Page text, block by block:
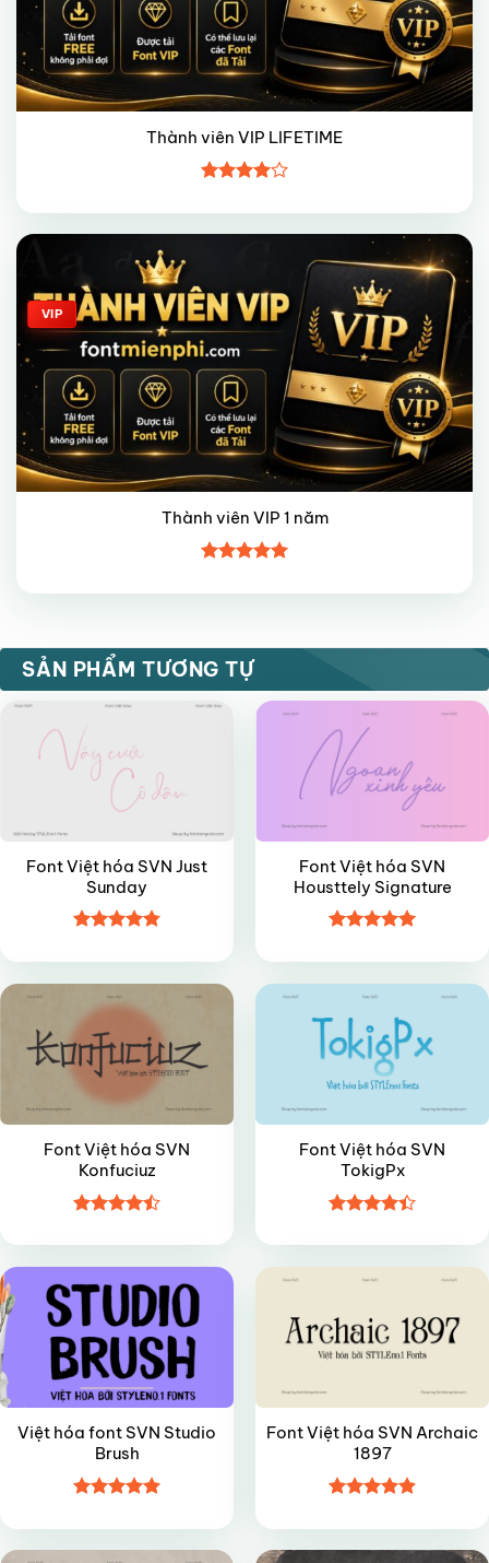
Thành viên VIP LIFETIME
xếp hạng
45 sao
Giảm giá!
VIP
Thành viên VIP 1 năm
hạng55
SẢN PHẨM TƯƠNG TỰ
FREE
Font Việt hóa SVN Just
Sunday
hạng4.85
5 sao
Font Việt hóa SVN
Housttely Signature
hạng55
sao
Font Việt hóa SVN
Konfuciuz
hạng4.45
5 sao
Font Việt hóa SVN
TokigPx
hạng4.4
Việt hóa font SVN Studio
Brush
hạng55
sao
Font Việt hóa SVN Archaic
1897
hạng4.95
sao